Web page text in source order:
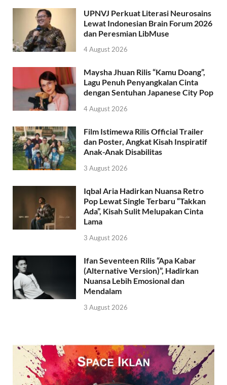
UPNVJ Perkuat Literasi Neurosains
Lewat Indonesian Brain Forum 2026
dan Peresmian LibMuse
4 August 2026
Maysha Jhuan Rilis “Kamu Doang”,
Lagu Penuh Penyangkalan Cinta
dengan Sentuhan Japanese City Pop
4 August 2026
Film Istimewa Rilis Official Trailer
dan Poster, Angkat Kisah Inspiratif
Anak-Anak Disabilitas
3 August 2026
Iqbal Aria Hadirkan Nuansa Retro
Pop Lewat Single Terbaru “Takkan
Ada”, Kisah Sulit Melupakan Cinta
Lama
3 August 2026
Ifan Seventeen Rilis “Apa Kabar
(Alternative Version)”, Hadirkan
Nuansa Lebih Emosional dan
Mendalam
3 August 2026